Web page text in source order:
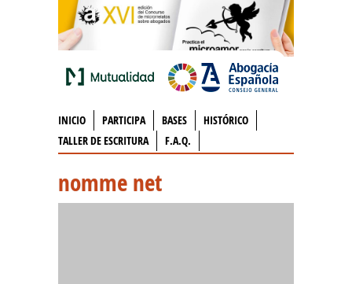
INICIO PARTICIPA BASES
HISTÓRICO
TALLER DE ESCRITURA
F.A.Q.
nomme net